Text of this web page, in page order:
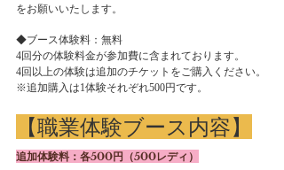
をお願いいたします。
◆ブース体験料：無料
4回分の体験料金が参加費に含まれております。
4回以上の体験は追加のチケットをご購入ください。
※追加購入は1体験それぞれ500円です。
【職業体験ブース内容】
追加体験料：各500円（500レディ）